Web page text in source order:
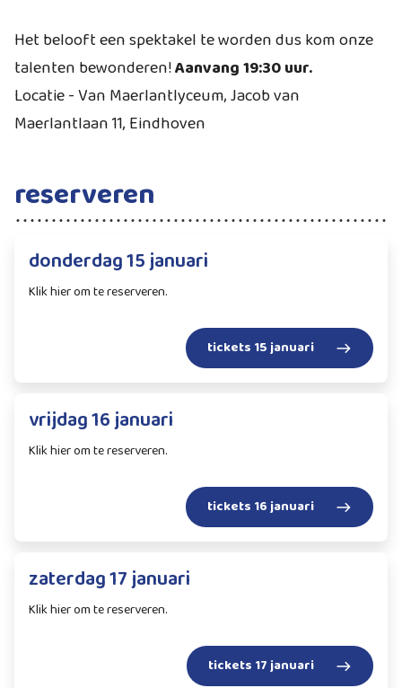
Het belooft een spektakel te worden dus kom onze
talenten bewonderen!Aanvang 19:30 uur.
Locatie - Van Maerlantlyceum, Jacob van
Maerlantlaan 11, Eindhoven
reserveren
donderdag 15 januari
Klik hier om te reserveren.
tickets 15 januari
vrijdag 16 januari
Klik hier om te reserveren.
tickets 16 januari
zaterdag 17 januari
Klik hier om te reserveren.
tickets 17 januari